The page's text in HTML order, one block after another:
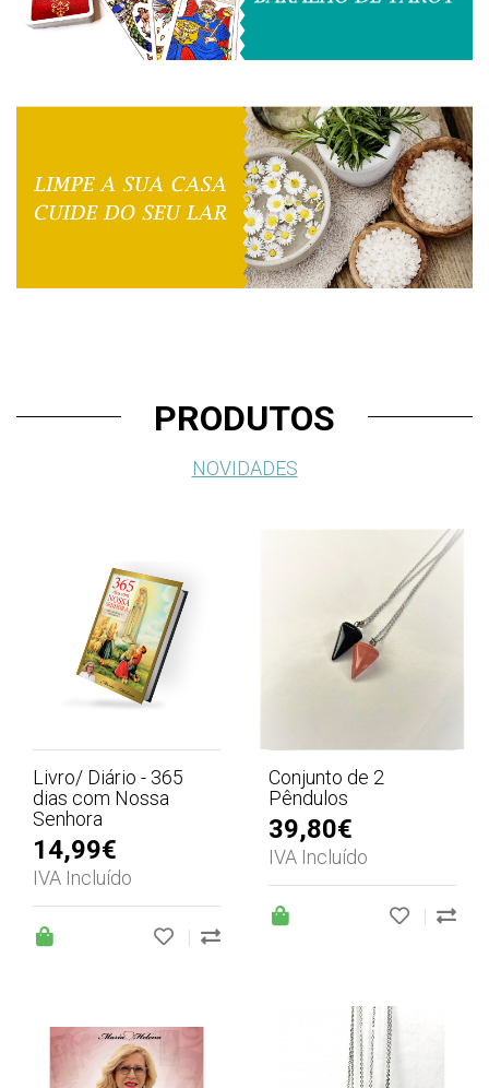
PRODUTOS
NOVIDADES
Livro/ Diário - 365
dias com Nossa
Senhora
14,99€
IVA Incluído
|
Conjunto de 2
Pêndulos
39,80€
IVA Incluído
|